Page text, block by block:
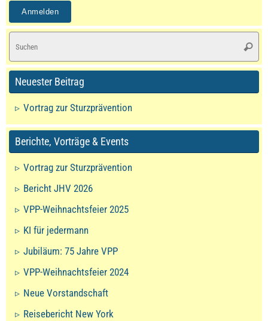
Neuester Beitrag
Vortrag zur Sturzprävention
Berichte, Vorträge & Events
Vortrag zur Sturzprävention
Bericht JHV 2026
VPP-Weihnachtsfeier 2025
KI für jedermann
Jubiläum: 75 Jahre VPP
VPP-Weihnachtsfeier 2024
Neue Vorstandschaft
Reisebericht New York